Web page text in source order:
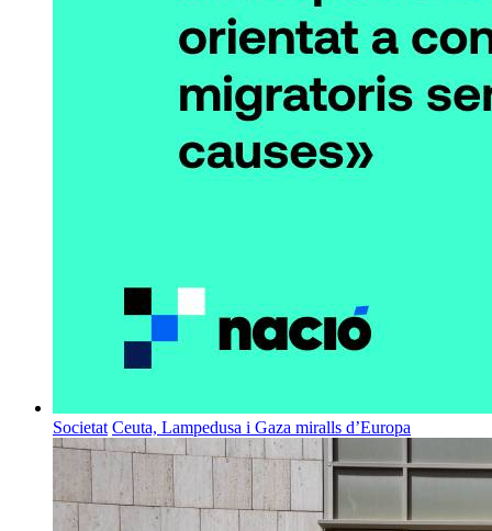
Societat Ceuta, Lampedusa i Gaza miralls d’Europa